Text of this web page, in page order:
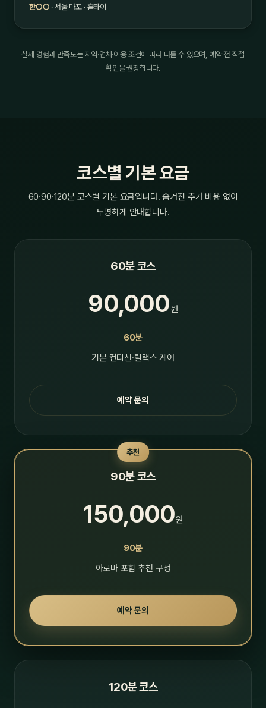
한○○ · 서울 마포 · 홈타이
실제 경험과 만족도는 지역·업체·이용 조건에 따라 다를 수 있으며, 예약 전 직접
확인을 권장합니다.
코스별 기본 요금
60·90·120분 코스별 기본 요금입니다. 숨겨진 추가 비용 없이
투명하게 안내합니다.
60분 코스
90,000원
60분
기본 컨디션·릴랙스 케어
예약 문의
추천
90분 코스
150,000원
90분
아로마 포함 추천 구성
예약 문의
120분 코스